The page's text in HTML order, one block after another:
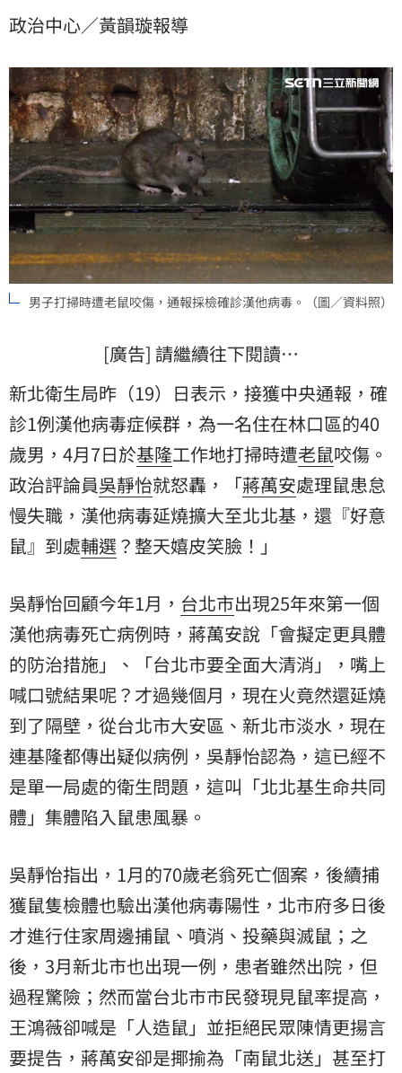
政治中心／黃韻璇報導
男子打掃時遭老鼠咬傷，通報採檢確診漢他病毒。（圖／資料照）
[廣告] 請繼續往下閱讀…
新北衛生局昨（19）日表示，接獲中央通報，確
診1例漢他病毒症候群，為一名住在林口區的40
歲男，4月7日於基隆工作地打掃時遭老鼠咬傷。
政治評論員吳靜怡就怒轟，「蔣萬安處理鼠患怠
慢失職，漢他病毒延燒擴大至北北基，還『好意
鼠』到處輔選 ？整天嬉皮笑臉！」
吳靜怡回顧今年1月， 台北市出現25年來第一個
漢他病毒死亡病例時，蔣萬安說「會擬定更具體
的防治措施」、「台北市要全面大清消」，嘴上
喊口號結果呢？才過幾個月，現在火竟然還延燒
到了隔壁，從台北市大安區、新北市淡水，現在
連基隆都傳出疑似病例，吳靜怡認為，這已經不
是單一局處的衛生問題，這叫「北北基生命共同
體」集體陷入鼠患風暴。
吳靜怡指出，1月的70歲老翁死亡個案，後續捕
獲鼠隻檢體也驗出漢他病毒陽性，北市府多日後
才進行住家周邊捕鼠、噴消、投藥與滅鼠；之
後，3月新北市也出現一例，患者雖然出院，但
過程驚險；然而當台北市市民發現見鼠率提高，
王鴻薇卻喊是「人造鼠」並拒絕民眾陳情更揚言
要提告，蔣萬安卻是揶揄為「南鼠北送」甚至打